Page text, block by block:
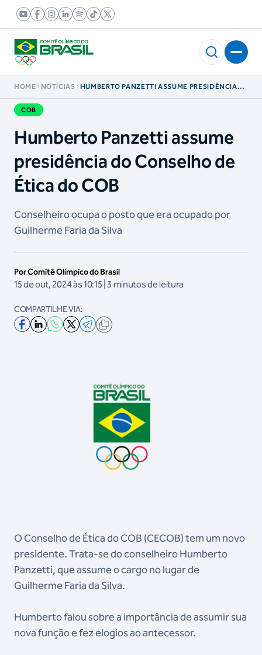
HOME NOTÍCIAS
HUMBERTO PANZETTI ASSUME PRESIDÊNCIA
COB
Humberto Panzetti assume
presidência do Conselho de
Ética do COB
Conselheiro ocupa o posto que era ocupado por
Guilherme Faria da Silva
Por Comitê Olímpico do Brasil
15 de out, 2024 às 10:15 | 3 minutos de leitura
COMPARTILHE VIA:
O Conselho de Ética do COB (CECOB) tem um novo
presidente. Trata-se do conselheiro Humberto
Panzetti, que assume o cargo no lugar de
Guilherme Faria da Silva.
Humberto falou sobre a importância de assumir sua
nova função e fez elogios ao antecessor.